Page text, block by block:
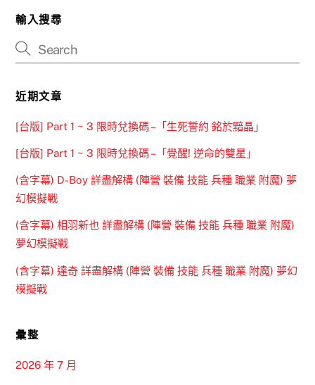
輸入搜尋
近期文章
[台版] Part 1 ~ 3 限時兌換碼 –「生死誓約 銘於黯晶」
[台版] Part 1 ~ 3 限時兌換碼 –「覺醒! 逆命的雙星」
(含字幕) D-Boy 詳盡解構 (陣營 裝備 技能 兵種 職業 附魔) 夢
幻模擬戰
(含字幕) 相羽新也 詳盡解構 (陣營 裝備 技能 兵種 職業 附魔)
夢幻模擬戰
(含字幕) 達奇 詳盡解構 (陣營 裝備 技能 兵種 職業 附魔) 夢幻
模擬戰
彙整
2026 年 7 月